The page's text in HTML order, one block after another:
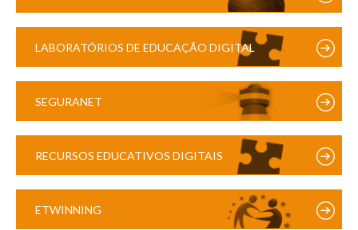
LABORATÓRIOS DE EDUCAÇÃO DIGITAL
SEGURANET
RECURSOS EDUCATIVOS DIGITAIS
ETWINNING